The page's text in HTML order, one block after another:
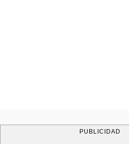
PUBLICIDAD